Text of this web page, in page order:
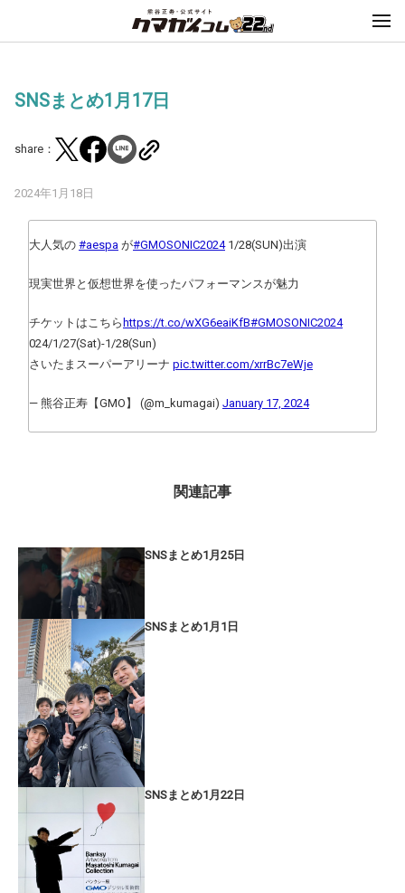
SNSまとめ1月17日
share：
2024年1月18日
大人気の #aespa が#GMOSONIC20241/28(SUN)出演
現実世界と仮想世界を使ったパフォーマンスが魅力
チケットはこちら https://t.co/wXG6eaiKfB#GMOSONIC2024
024/1/27(Sat)-1/28(Sun)
さいたまスーパーアリーナ pic.twitter.com/xrrBc7eWje
— 熊谷正寿【GMO】 (@m_kumagai) January 17, 2024
関連記事
SNSまとめ1月25日
SNSまとめ1月1日
SNSまとめ1月22日